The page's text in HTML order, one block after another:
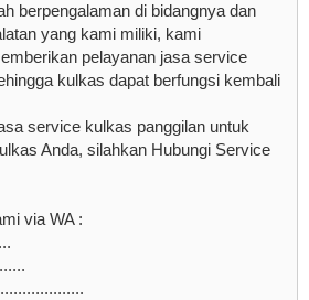
berpengalaman di bidangnya dan
yang kami miliki, kami
pelayanan jasa service
kulkas dapat berfungsi kembali
service kulkas panggilan untuk
Anda, silahkan Hubungi Service
via WA :